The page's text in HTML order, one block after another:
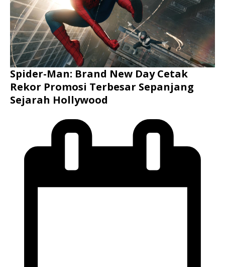
Spider-Man: Brand New Day Cetak
Rekor Promosi Terbesar Sepanjang
Sejarah Hollywood